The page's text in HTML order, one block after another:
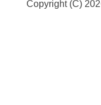
Copyright (C)